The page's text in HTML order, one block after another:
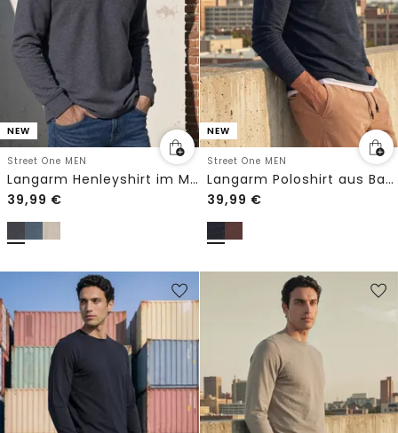
NEW
Street One MEN
Langarm Henleyshirt im Melange-Look
39,99 €
NEW
Street One MEN
Langarm Poloshirt aus Baumwolle
39,99 €